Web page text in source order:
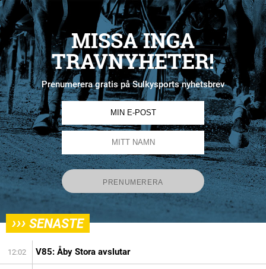
MISSA INGA
TRAVNYHETER!
Prenumerera gratis på Sulkysports nyhetsbrev
››› SENASTE
12:02 V85: Åby Stora avslutar